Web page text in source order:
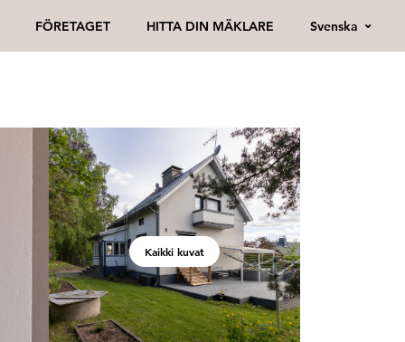
FÖRETAGET HITTA DIN MÄKLARE Svenska
Kaikki kuvat